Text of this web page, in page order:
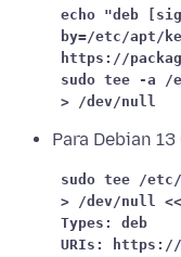
echo "deb
by=/etc/apt/
https://
sudo tee -a
> /dev/null
Para Debian
sudo tee /
> /dev/null <<
Types: deb
URIs: https://